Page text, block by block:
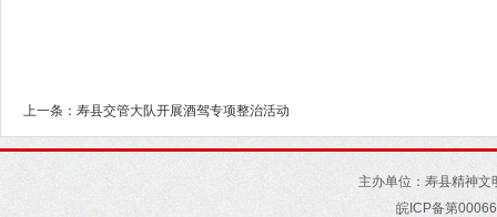
上一条：寿县交管大队开展酒驾专项整治活动
主办单位：寿县精神
皖ICP备第